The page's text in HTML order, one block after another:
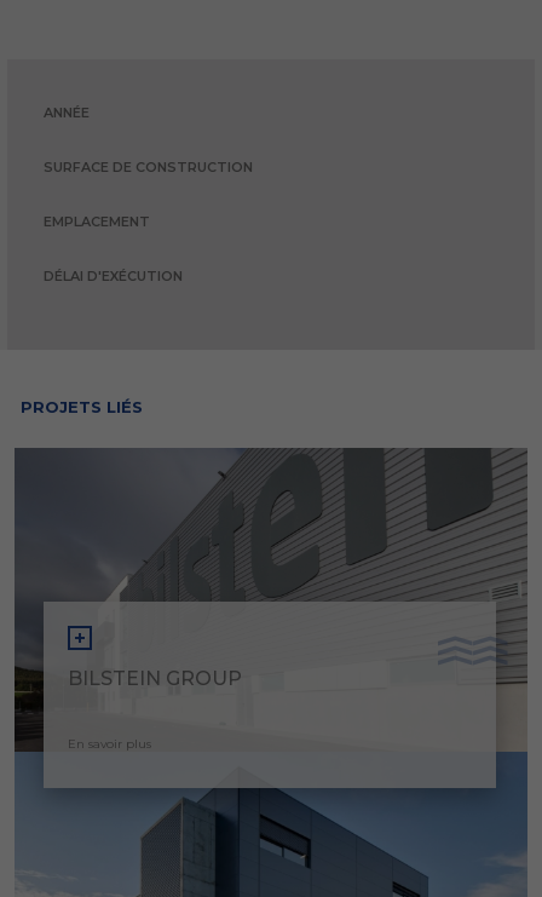
ANNÉE
SURFACE DE CONSTRUCTION
EMPLACEMENT
DÉLAI D'EXÉCUTION
PROJETS LIÉS
BILSTEIN GROUP
En savoir plus